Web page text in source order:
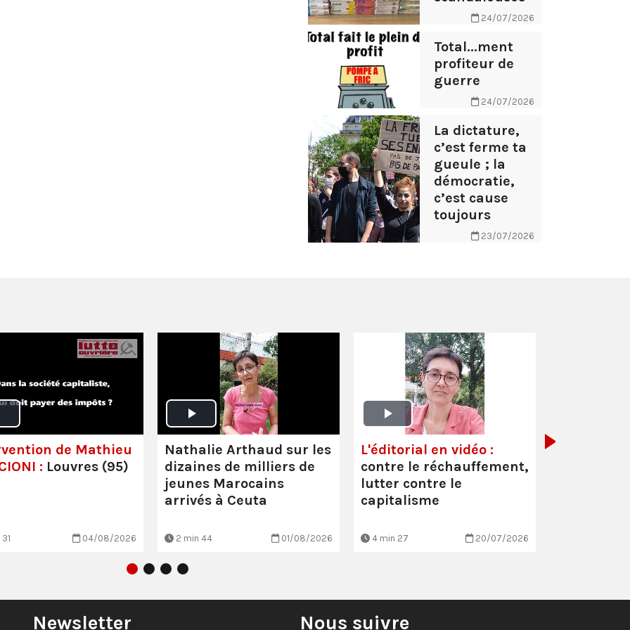
24/07/2026
Total...ment
profiteur de
guerre
24/07/2026
La dictature,
c’est ferme ta
gueule ; la
démocratie,
c’est cause
toujours
23/07/2026
de Mathieu
: Louvres (95)
04/08/2026
Nathalie Arthaud sur les
dizaines de milliers de
jeunes Marocains
arrivés à Ceuta
2 min 44 01/08/2026
L'éditorial en vidéo :
contre le réchauffement,
lutter contre le
capitalisme
4 min 27 20/07/2026
Newsletter Nous suivre